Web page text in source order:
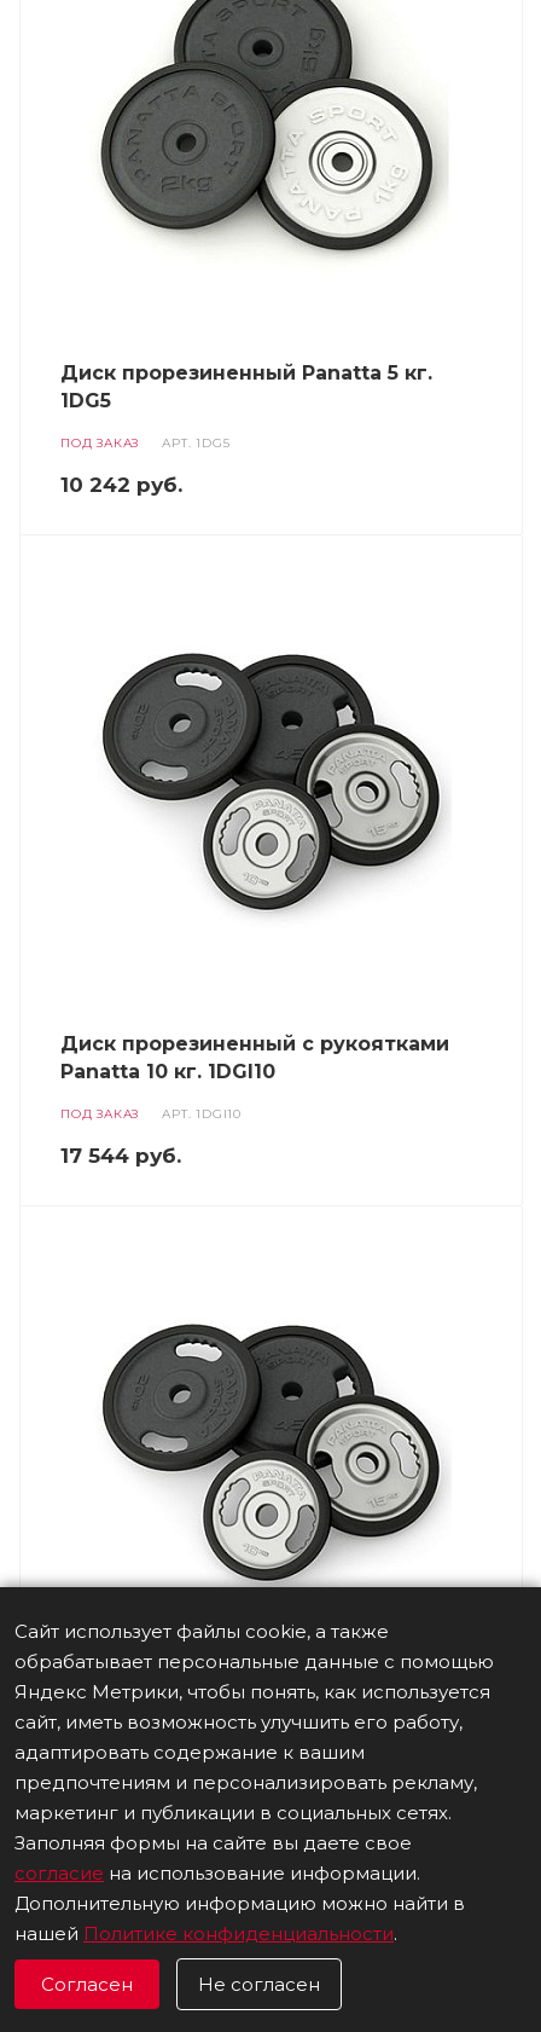
Диск прорезиненный Panatta 5 кг.
1DG5
ПОД ЗАКАЗ АРТ.1DG5
10 242 руб.
Диск прорезиненный с рукоятками
Panatta 10 кг. 1DGI10
ПОД ЗАКАЗ АРТ.1DGI10
17 544 руб.
Диск прорезиненный с рукоятками
ПОД ЗАКАЗ АРТ.1DGI15
26 080 руб.
Сайт использует файлы cookie, а также
обрабатывает персональные данные с помощью
Яндекс Метрики, чтобы понять, как используется
сайт, иметь возможность улучшить его работу,
адаптировать содержание к вашим
предпочтениям и персонализировать рекламу,
маркетинг и публикации в социальных сетях.
Заполняя формы на сайте вы даете свое
согласие на использование информации.
Дополнительную информацию можно найти в
нашей Политике конфиденциальности.
Согласен Не согласен